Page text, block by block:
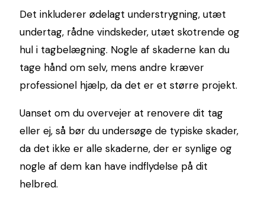
Det inkluderer ødelagt understrygning, utæt
undertag, rådne vindskeder, utæt skotrende og
hul i tagbelægning. Nogle af skaderne kan du
tage hånd om selv, mens andre kræver
professionel hjælp, da det er et større projekt.
Uanset om du overvejer at renovere dit tag
eller ej, så bør du undersøge de typiske skader,
da det ikke er alle skaderne, der er synlige og
nogle af dem kan have indflydelse på dit
helbred.